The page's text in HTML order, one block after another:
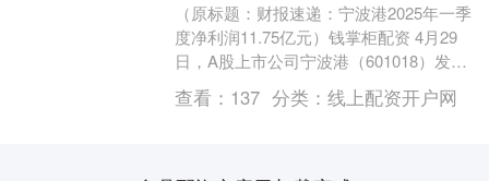
（原标题：财报速递：宁波港2025年一季
度净利润11.75亿元）钱掌柜配资 4月29
日，A股上市公司宁波港（601018）发布
2025年一季度业绩报告，其中，净....
查看： 137 分类： 线上配资开户网